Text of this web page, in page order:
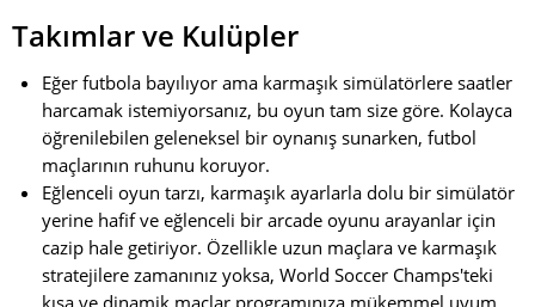
Takımlar ve Kulüpler
Eğer futbola bayılıyor ama karmaşık simülatörlere saatler
harcamak istemiyorsanız, bu oyun tam size göre. Kolayca
öğrenilebilen geleneksel bir oynanış sunarken, futbol
maçlarının ruhunu koruyor.
Eğlenceli oyun tarzı, karmaşık ayarlarla dolu bir simülatör
yerine hafif ve eğlenceli bir arcade oyunu arayanlar için
cazip hale getiriyor. Özellikle uzun maçlara ve karmaşık
stratejilere zamanınız yoksa, World Soccer Champs'teki
kısa ve dinamik maçlar programınıza mükemmel uyum